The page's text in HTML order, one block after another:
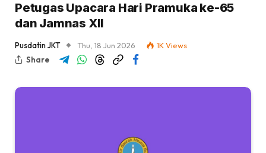
Petugas Upacara Hari Pramuka ke-65
dan Jamnas XII
Pusdatin JKT Thu, 18 Jun 2026 1KViews
Share